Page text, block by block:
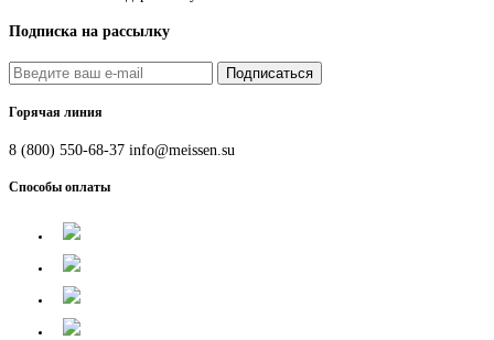
Подписка на рассылку
Подписаться
Горячая линия
8 (800) 550-68-37 info@meissen.su
Способы оплаты